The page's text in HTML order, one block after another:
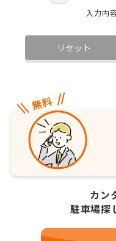
入力内
リセット
カン
駐車場探